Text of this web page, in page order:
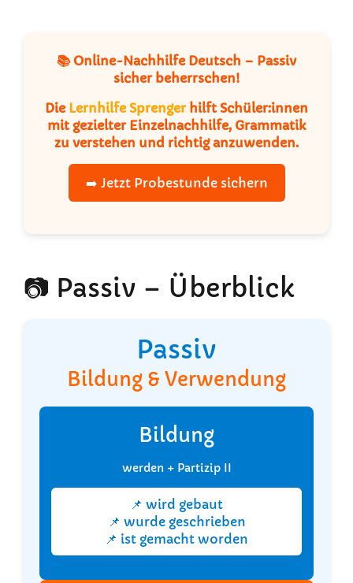
📚 Online-Nachhilfe Deutsch – Passiv
sicher beherrschen!
Die Lernhilfe Sprengerhilft Schüler:innen
mit gezielter Einzelnachhilfe, Grammatik
zu verstehen und richtig anzuwenden.
➡️ Jetzt Probestunde sichern
📷 Passiv – Überblick
Passiv
Bildung & Verwendung
Bildung
werden + Partizip II
📌 wird gebaut
📌 wurde geschrieben
📌 ist gemacht worden